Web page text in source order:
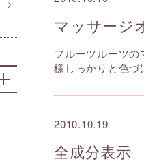
マッサージ
フルーツルーツ
様しっかりと色
2010.10.19
全成分表示